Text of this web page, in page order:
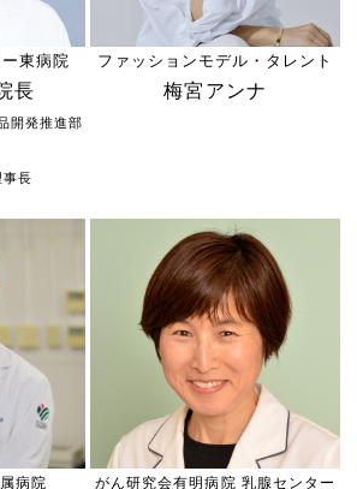
東病院
長
開発推進部
事長
ファッションモデル・タレント
梅宮アンナ
病院
がん研究会有明病院 乳腺センター